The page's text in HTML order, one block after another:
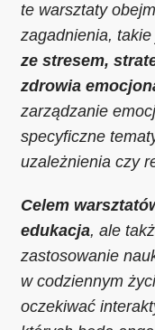
te warsztaty
zagadnienia,
ze stresem,
zdrowia
zarządzanie
specyficzne
uzależnienia czy
Celem
edukacja, ale
zastosowanie
w codziennym
oczekiwać